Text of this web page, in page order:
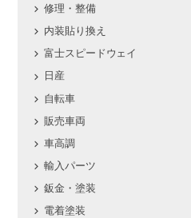
修理・整備
内装貼り換え
富士スピードウェイ
日産
自転車
販売車両
車高調
輸入パーツ
鈑金・塗装
電着塗装